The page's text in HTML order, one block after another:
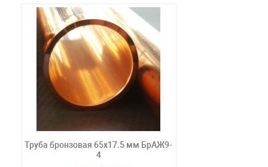
Труба бронзовая 65х17.5 мм БрАЖ9-
4